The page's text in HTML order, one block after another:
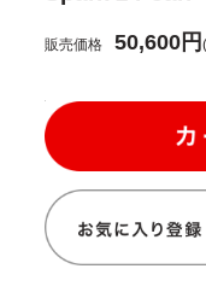
販売価格 50,600円